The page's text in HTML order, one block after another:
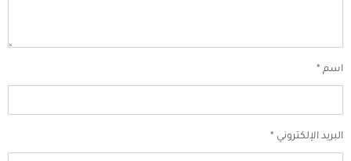
اسم *
البريد الإلكتروني *